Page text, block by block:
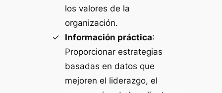
los valores de la
organización.
Información práctica:
Proporcionar estrategias
basadas en datos que
mejoren el liderazgo, el